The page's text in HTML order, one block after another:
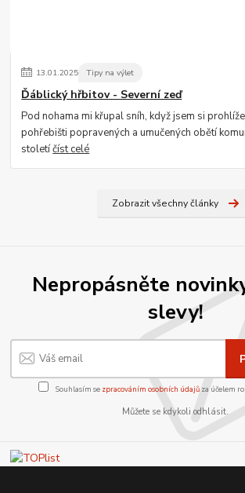
13.01.2025 Tipy na výlet
Ďáblický hřbitov - Severní zeď
Pod nohama mi křupal sníh, když jsem si
pohřebišti popravených a umučených obětí
stoletíčíst celé
Zobrazit všechny články
Nepropásněte
slevy!
Souhlasím se zpracováním osobních údajůza účelem
Můžete se kdykoli odhlásit.